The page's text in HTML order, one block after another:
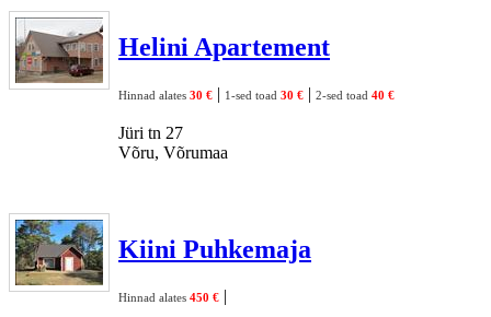
Helini Apartement
Hinnad alates 30 € | 1-sed toad 30 € | 2-sed toad 40 €
Jüri tn 27
Võru, Võrumaa
Kiini Puhkemaja
Hinnad alates 450 € |